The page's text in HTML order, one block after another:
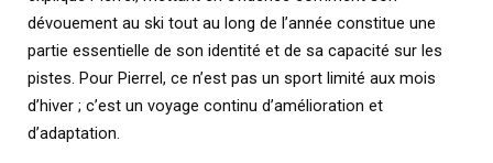
dévouement au ski tout au long de l’année constitue une
partie essentielle de son identité et de sa capacité sur les
pistes. Pour Pierrel, ce n’est pas un sport limité aux mois
d’hiver ; c’est un voyage continu d’amélioration et
d’adaptation.